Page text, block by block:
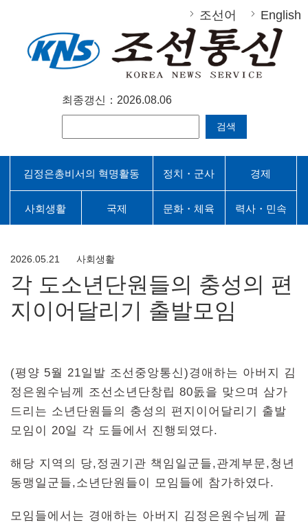
조선어 English
최종갱신：2026.08.06
검색
김정은총비서의 혁명활동 정치・군사 경제
사회생활 국제 문화・체육 력사・민속
2026.05.21 사회생활
각 도소년단원들의 충성의 편
지이어달리기 출발모임
(평양 5월 21일발 조선중앙통신)경애하는 아버지 김
정은원수님께 조선소년단창립 80돐을 맞으며 삼가
드리는 소년단원들의 충성의 편지이어달리기 출발
모임이 20일 각 도들에서 진행되였다.
해당 지역의 당,정권기관 책임일군들,관계부문,청년
동맹일군들,소년단원들이 모임들에 참가하였다.
모임들에서는 경애하는 아버지 김정은원수님께 끝